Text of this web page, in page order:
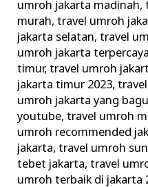
umroh jakarta madinah,
murah,travel umroh
jakarta selatan,travel
umroh jakarta terpercaya
timur,travel umroh
jakarta timur 2023,
umroh jakarta yang
youtube,travel umroh
umroh recommended
jakarta,travel umroh
tebet jakarta,travel
umroh terbaik di jakarta